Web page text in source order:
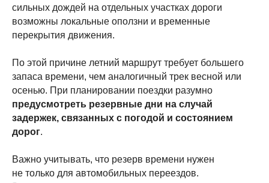
сильных дождей на отдельных участках дороги
возможны локальные оползни и временные
перекрытия движения.
По этой причине летний маршрут требует большего
запаса времени, чем аналогичный трек весной или
осенью. При планировании поездки разумно
предусмотреть резервные дни на случай
задержек, связанных с погодой и состоянием
дорог.
Важно учитывать, что резерв времени нужен
не только для автомобильных переездов.